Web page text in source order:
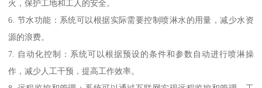
火，保护工地和工人的安全。
6. 节水功能：系统可以根据实际需要控制喷淋水的用量，减少水资
源的浪费。
7. 自动化控制：系统可以根据预设的条件和参数自动进行喷淋操
作，减少人工干预，提高工作效率。